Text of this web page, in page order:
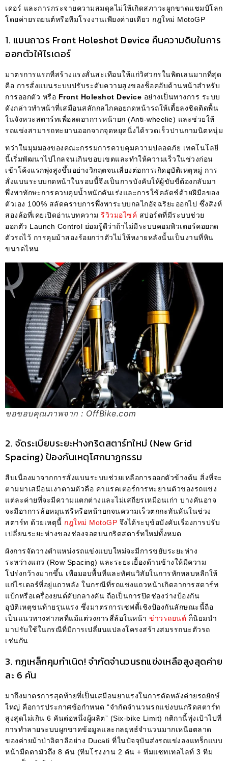
เดอร์ และการกระจายความสมดุลไม่ให้เกิดสภาวะผูกขาดแชมป์โลก
โดยค่ายรถยนต์หรือทีมโรงงานเพียงค่ายเดียว กฎใหม่ MotoGP
1. แบนถาวร Front Holeshot Device คืนความดิบในการ
ออกตัวให้ไรเดอร์
มาตรการแรกที่สร้างแรงสั่นสะเทือนให้แก่วิศวกรในพิตเลนมากที่สุด
คือ การสั่งแบนระบบปรับระดับความสูงของช็อคอับด้านหน้าสำหรับ
การออกตัว หรือ Front Holeshot Device อย่างเป็นทางการ ระบบ
ดังกล่าวทำหน้าที่เสมือนสลักกลไกคอยกดหน้ารถให้เตี้ยลงชิดติดพื้น
ในจังหวะสตาร์ทเพื่อลดอาการหน้ายก (Anti-wheelie) และช่วยให้
รถแข่งสามารถทะยานออกจากจุดหยุดนิ่งได้รวดเร็วปานกามนิตหนุ่ม
ทว่าในมุมมองของคณะกรรมการควบคุมความปลอดภัย เทคโนโลยี
นี้เริ่มพัฒนาไปไกลจนเกินขอบเขตและทำให้ความเร็วในช่วงก่อน
เข้าโค้งแรกพุ่งสูงขึ้นอย่างวิกฤตจนเสี่ยงต่อการเกิดอุบัติเหตุหมู่ การ
สั่งแบนระบบกดหน้าในรอบนี้จึงเป็นการบังคับให้ผู้ขับขี่ต้องกลับมา
พึ่งพาทักษะการควบคุมน้ำหนักคันเร่งและการใช้คลัตช์ด้วยฝีมือของ
ตัวเอง 100% สลัดคราบการพึ่งพาระบบกลไกอัจฉริยะออกไป ซึ่งสิงห์
สองล้อที่เคยเปิดอ่านบทความ รีวิวมอไซค์ สปอร์ตที่มีระบบช่วย
ออกตัว Launch Control ย่อมรู้ดีว่าถ้าไม่มีระบบคอมพิวเตอร์คอยกด
ตัวรถไว้ การคุมม้าสองร้อยกว่าตัวไม่ให้หงายหลังนั้นเป็นงานที่หิน
ขนาดไหน
ขอขอบคุณภาพจาก : OffBike.com
2. จัดระเบียบระยะห่างกริดสตาร์ทใหม่ (New Grid
Spacing) ป้องกันเหตุโศกนาฏกรรม
สืบเนื่องมาจากการสั่งแบนระบบช่วยเหลือการออกตัวข้างต้น สิ่งที่จะ
ตามมาเสมือนเงาตามตัวคือ คาแรคเตอร์การทะยานตัวของรถแข่ง
แต่ละค่ายที่จะมีความแตกต่างและไม่เสถียรเหมือนเก่า บางคันอาจ
จะมีอาการล้อหมุนฟรีหรือหน้ายกจนความเร็วตกกะทันหันในช่วง
สตาร์ท ด้วยเหตุนี้ กฎใหม่ MotoGP จึงได้ระบุข้อบังคับเรื่องการปรับ
เปลี่ยนระยะห่างของช่องจอดบนกริดสตาร์ทใหม่ทั้งหมด
ผังการจัดวางตำแหน่งรถแข่งแบบใหม่จะมีการขยับระยะห่าง
ระหว่างแถว (Row Spacing) และระยะเยื้องด้านข้างให้มีความ
โปร่งกว้างมากขึ้น เพื่อมอบพื้นที่และทัศนวิสัยในการหักหลบหลีกให้
แก่ไรเดอร์ที่อยู่แถวหลัง ในกรณีที่รถแข่งแถวหน้าเกิดอาการสตาร์ท
แป้กหรือเครื่องยนต์ดับกลางคัน ถือเป็นการปิดช่องว่างป้องกัน
อุบัติเหตุชนท้ายรุนแรง ซึ่งมาตรการเซฟตี้เชิงป้องกันลักษณะนี้ถือ
เป็นแนวทางสากลที่แม้แต่วงการสี่ล้อในหน้า ข่าวรถยนต์ ก็นิยมนำ
มาปรับใช้ในกรณีที่มีการเปลี่ยนแปลงโครงสร้างสมรรถนะตัวรถ
เช่นกัน
3. กฎเหล็กคุมกำเนิด! จำกัดจำนวนรถแข่งเหลือสูงสุดค่าย
ละ 6 คัน
มาถึงมาตรการสุดท้ายที่เป็นเสมือนยาแรงในการดัดหลังค่ายรถยักษ์
ใหญ่ คือการประกาศข้อกำหนด “จำกัดจำนวนรถแข่งบนกริดสตาร์ท
สูงสุดไม่เกิน 6 คันต่อหนึ่งผู้ผลิต” (Six-bike Limit) กติกานี้พุ่งเป้าไปที่
การทำลายระบบผูกขาดข้อมูลและกลยุทธ์จำนวนมากเหนือตลาด
ของค่ายม้าป่าอิตาลีอย่าง Ducati ที่ในปัจจุบันส่งรถแข่งลงแทร็กแบบ
หน้ามืดตามัวถึง 8 คัน (ทีมโรงงาน 2 คัน + ทีมแซทเทลไลท์ 3 ทีม